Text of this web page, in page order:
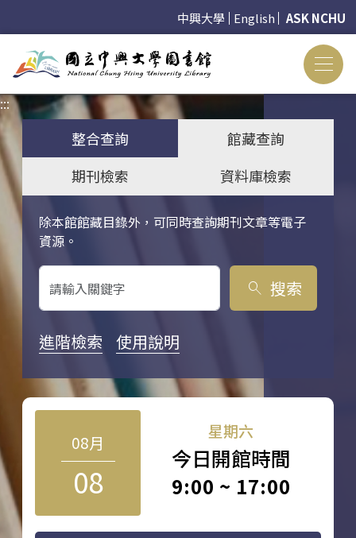
中興大學 English ASK NCHU
:::
整合查詢
館藏查詢
期刊檢索
資料庫檢索
除本館館藏目錄外，可同時查詢期刊文章等電子
資源。
關鍵字搜尋
search 搜索
進階檢索 使用說明
08月
08
星期六
今日開館時間
9:00 ~ 17:00